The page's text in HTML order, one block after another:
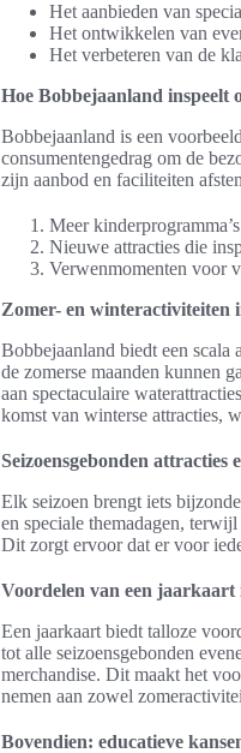
Het aanbieden van
Het ontwikkelen van
Het verbeteren van de
Hoe Bobbejaanland inspeelt
Bobbejaanland is een
consumentengedrag om de
zijn aanbod en faciliteiten
Meer
Nieuwe attracties die
Verwenmomenten voor
Zomer- en winteractiviteiten
Bobbejaanland biedt een scala
de zomerse maanden kunnen
aan spectaculaire
komst van winterse attracties,
Seizoensgebonden attracties
Elk seizoen brengt iets
en speciale themadagen,
Dit zorgt ervoor dat er voor
Voordelen van een jaarkaart
Een jaarkaart biedt talloze
tot alle seizoensgebonden
merchandise. Dit maakt het
nemen aan zowel
Bovendien: educatieve